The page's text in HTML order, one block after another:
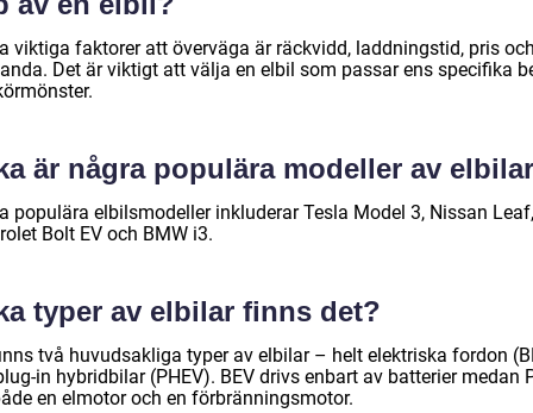
viktiga faktorer att överväga är räckvidd, laddningstid, pris
Det är viktigt att välja en elbil som passar ens specifika
är några populära modeller av
populära elbilsmodeller inkluderar Tesla Model 3, Nissan Leaf,
Bolt EV och BMW i3.
typer av elbilar finns det?
två huvudsakliga typer av elbilar – helt elektriska fordon
in hybridbilar (PHEV). BEV drivs enbart av batterier medan
en elmotor och en förbränningsmotor.